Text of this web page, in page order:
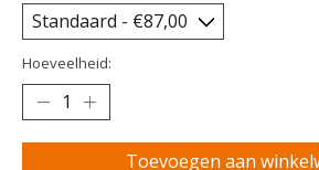
Hoeveelheid:
Toevoegen aan